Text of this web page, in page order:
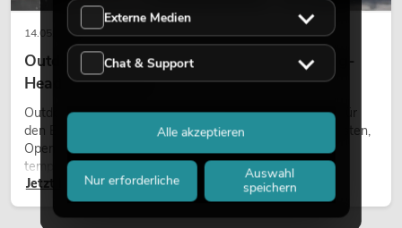
14.05.2026
Outdoor Moving-Heads: Wetterfeste Moving-
Heads bei Events
Outdoor Moving-Heads sind bewegliche Scheinwerfer für
den Einsatz im Freien. Sie werden bei Festivals, Stadtfesten,
Open-Air-Konzerten, Architekturinszenierungen und
temporären Außeninstallationen eingesetzt.
Jetzt lesen
Externe Medien
Chat & Support
Nur erforderliche
Auswahl
speichern
Alle akzeptieren